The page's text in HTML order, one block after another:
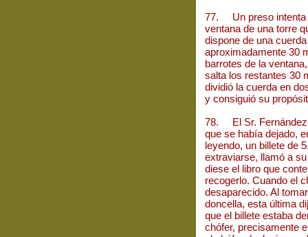
77. Un preso intenta
ventana de una torre
dispone de una
aproximadamente 30
barrotes de la
salta los restantes 30
dividió la cuerda en
y consiguió su
78. El Sr. Fernández
que se había dejado,
leyendo, un billete de
extraviarse, llamó a
diese el libro que
recogerlo. Cuando el
desaparecido. Al
doncella, esta última
que el billete estaba
chófer, precisamente